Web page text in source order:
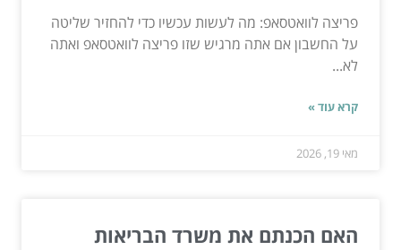
פריצה לוואטסאפ: מה לעשות עכשיו כדי להחזיר שליטה
על החשבון אם אתה מרגיש שזו פריצה לוואטסאפ ואתה
לא...
קרא עוד »
מאי 19, 2026
האם הכנתם את משרד הבריאות